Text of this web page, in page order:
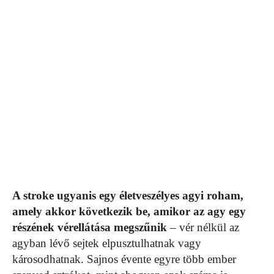
A stroke ugyanis egy életveszélyes agyi roham,
amely akkor következik be, amikor az agy egy
részének vérellátása megszűnik – vér nélkül az
agyban lévő sejtek elpusztulhatnak vagy
károsodhatnak. Sajnos évente egyre több ember